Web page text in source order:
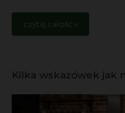
czytaj całość »
Kilka wskazówek jak